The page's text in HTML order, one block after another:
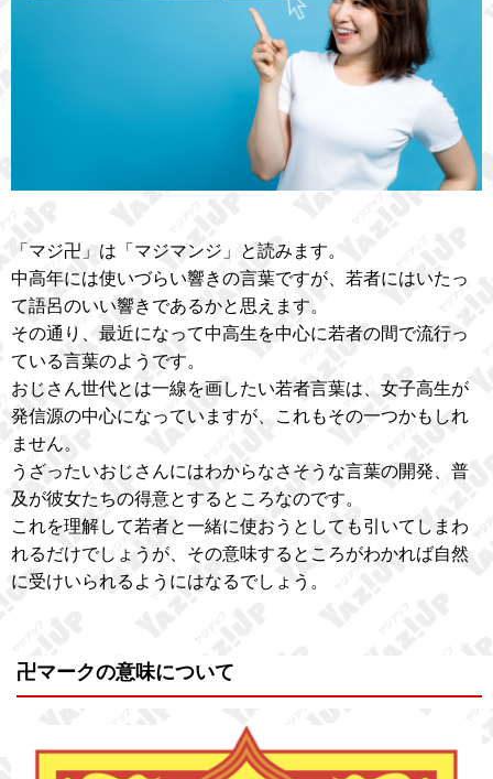
「マジ卍」は「マジマンジ」と読みます。
中高年には使いづらい響きの言葉ですが、若者にはいたっ
て語呂のいい響きであるかと思えます。
その通り、最近になって中高生を中心に若者の間で流行っ
ている言葉のようです。
おじさん世代とは一線を画したい若者言葉は、女子高生が
発信源の中心になっていますが、これもその一つかもしれ
ません。
うざったいおじさんにはわからなさそうな言葉の開発、普
及が彼女たちの得意とするところなのです。
これを理解して若者と一緒に使おうとしても引いてしまわ
れるだけでしょうが、その意味するところがわかれば自然
に受けいられるようにはなるでしょう。
卍マークの意味について